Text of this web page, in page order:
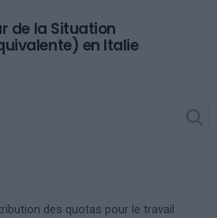
de la Situation
en Italie
des quotas pour le travail